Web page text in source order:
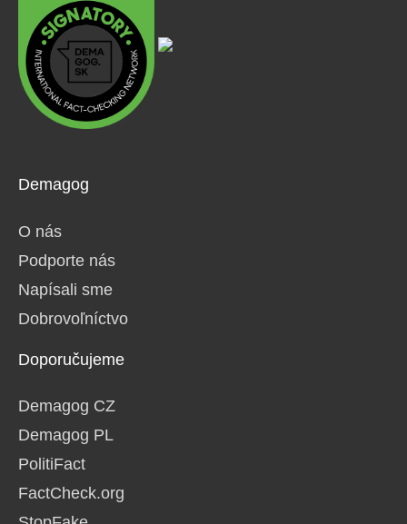
Demagog
O nás
Podporte nás
Napísali sme
Dobrovoľníctvo
Doporučujeme
Demagog CZ
Demagog PL
PolitiFact
FactCheck.org